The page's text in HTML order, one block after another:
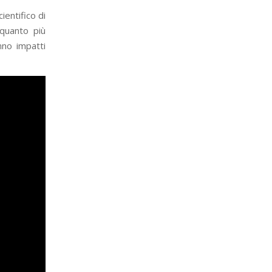
di
più
impatti